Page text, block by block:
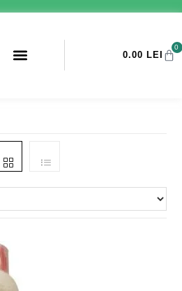
0.00 LEI
0